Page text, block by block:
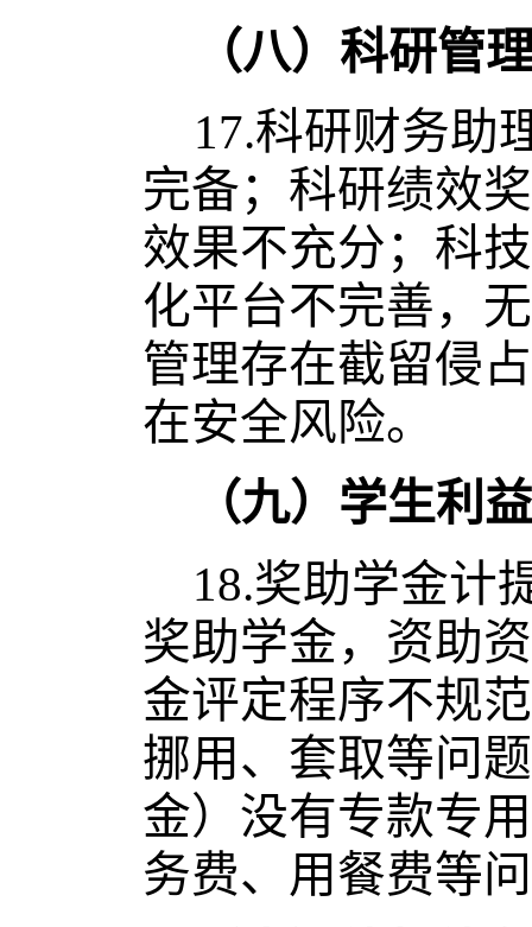
（八）科研管
17.科研财务助
完备；科研绩效
效果不充分；科
化平台不完善，
管理存在截留侵
在安全风险。
（九）学生利
18.奖助学金计
奖助学金，资助
金评定程序不规
挪用、套取等问
金）没有专款专
务费、用餐费等